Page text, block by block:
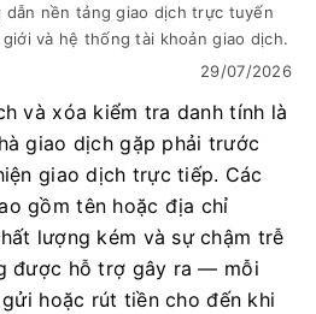
dẫn nền tảng giao dịch trực tuyến
và hệ thống tài khoản giao dịch.
29/07/2026
và xóa kiểm tra danh tính là
giao dịch gặp phải trước
giao dịch trực tiếp. Các
gồm tên hoặc địa chỉ
lượng kém và sự chậm trễ
được hỗ trợ gây ra — mỗi
hoặc rút tiền cho đến khi